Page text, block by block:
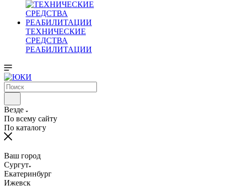
ТЕХНИЧЕСКИЕ
СРЕДСТВА
РЕАБИЛИТАЦИИ
Везде
По всему сайту
По каталогу
Ваш город
Сургут
Екатеринбург
Ижевск